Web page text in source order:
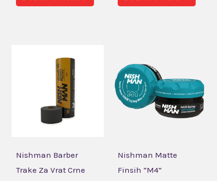
Nishman Barber
Trake Za Vrat Crne
Nishman Matte
Finsih “M4”